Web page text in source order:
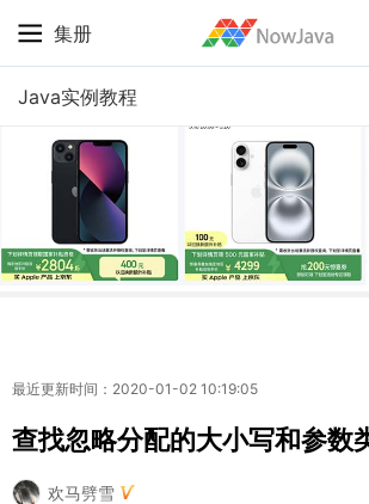
集册
Java实例教程
iPhone 京东自营 + 国补 / 历
最近更新时间：2020-01-02 10:19:05
查找忽略分配的大小写和参数
欢马劈雪